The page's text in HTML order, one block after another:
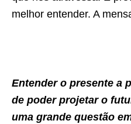
melhor entender. A
Entender o presente a
de poder projetar o
uma grande questão